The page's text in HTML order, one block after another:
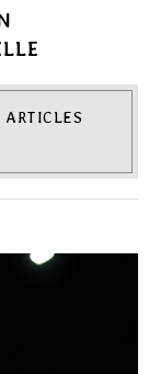
ARTICLES